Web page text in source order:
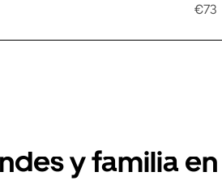
€73
y familia